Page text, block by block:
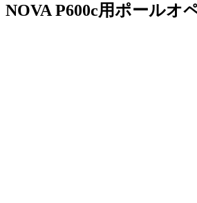
NOVA P600c用ポールオ